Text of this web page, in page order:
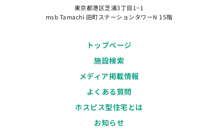
東京都港区芝浦3丁目1−1
msb Tamachi 田町ステーションタワーN 15階
トップページ
施設検索
メディア掲載情報
よくある質問
ホスピス型住宅とは
お知らせ